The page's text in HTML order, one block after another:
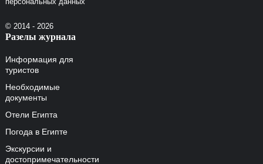
© 2014 - 2026
Разелы журнала
Информация для
туристов
Необходимые
документы
Отели Египта
Погода в Египте
Экскурсии и
достопримечательности